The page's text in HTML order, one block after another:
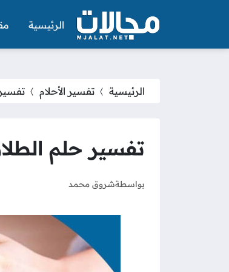
الرئيسية
الرئيسية تفسير الأحلام
تفسير حلم
بواسطةشروق محمد